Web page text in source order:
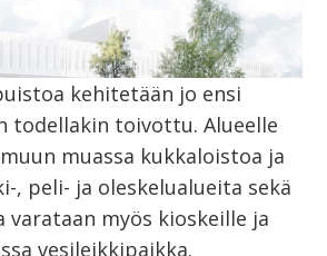
kehitetään jo ensi
todellakin toivottu. Alueelle
muassa kukkaloistoa ja
, peli- ja oleskelualueita sekä
varataan myös kioskeille ja
vesileikkipaikka.